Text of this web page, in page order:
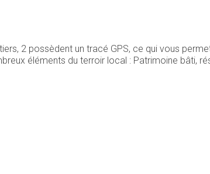
2 possèdent un tracé GPS, ce qui vous
éléments du terroir local : Patrimoine bâti,